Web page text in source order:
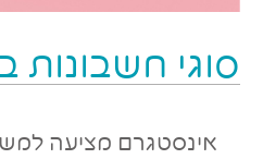
סוגי חשבונות
אינסטגרם מציעה למשתמשים שלה